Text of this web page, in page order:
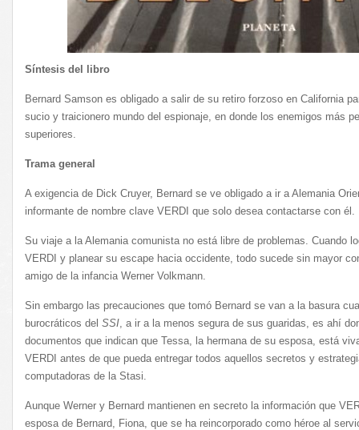
Síntesis del libro
Bernard Samson es obligado a salir de su retiro forzoso en California
sucio y traicionero mundo del espionaje, en donde los enemigos más
superiores.
Trama general
A exigencia de Dick Cruyer, Bernard se ve obligado a ir a Alemania
informante de nombre clave VERDI que solo desea contactarse con él.
Su viaje a la Alemania comunista no está libre de problemas. Cuando
VERDI y planear su escape hacia occidente, todo sucede sin mayor
amigo de la infancia Werner Volkmann.
Sin embargo las precauciones que tomó Bernard se van a la basura
burocráticos del SSI, a ir a la menos segura de sus guaridas, es ahí
documentos que indican que Tessa, la hermana de su esposa, está
VERDI antes de que pueda entregar todos aquellos secretos y
computadoras de la Stasi.
Aunque Werner y Bernard mantienen en secreto la información que
esposa de Bernard, Fiona, que se ha reincorporado como héroe al